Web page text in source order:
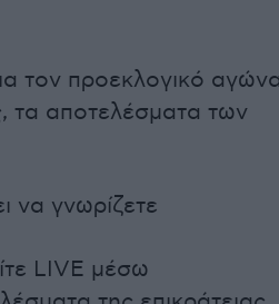
τον προεκλογικό
τα αποτελέσματα των
να γνωρίζετε
LIVE μέσω